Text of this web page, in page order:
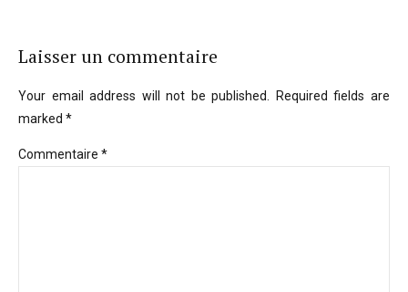
Laisser un commentaire
Your email address will not be published. Required fields are
marked *
Commentaire *